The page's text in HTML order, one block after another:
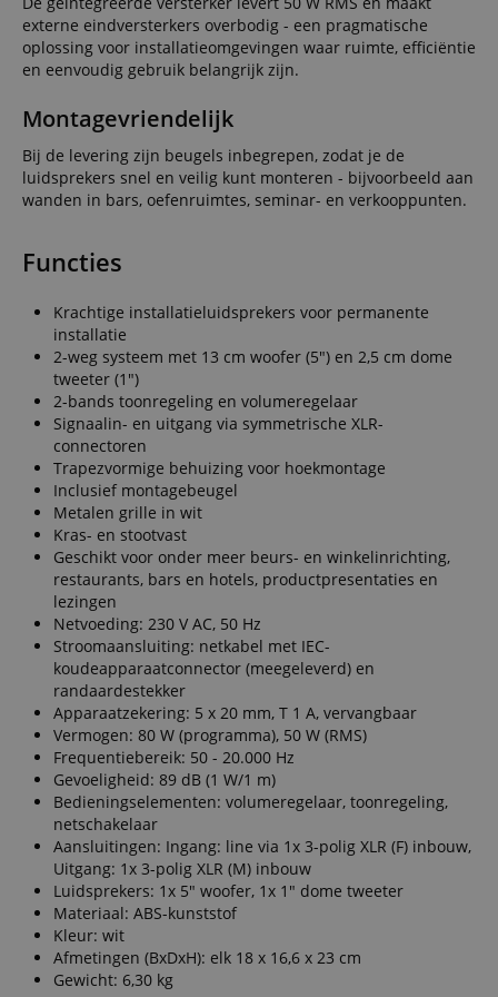
externe eindversterkers overbodig - een pragmatische
oplossing voor installatieomgevingen waar ruimte, efficiëntie
en eenvoudig gebruik belangrijk zijn.
Montagevriendelijk
Bij de levering zijn beugels inbegrepen, zodat je de
luidsprekers snel en veilig kunt monteren - bijvoorbeeld aan
wanden in bars, oefenruimtes, seminar- en verkooppunten.
Functies
Krachtige installatieluidsprekers voor permanente
installatie
2-weg systeem met 13 cm woofer (5") en 2,5 cm dome
tweeter (1")
2-bands toonregeling en volumeregelaar
Signaalin- en uitgang via symmetrische XLR-
connectoren
Trapezvormige behuizing voor hoekmontage
Inclusief montagebeugel
Metalen grille in wit
Kras- en stootvast
Geschikt voor onder meer beurs- en winkelinrichting,
restaurants, bars en hotels, productpresentaties en
lezingen
Netvoeding: 230 V AC, 50 Hz
Stroomaansluiting: netkabel met IEC-
koudeapparaatconnector (meegeleverd) en
randaardestekker
Apparaatzekering: 5 x 20 mm, T 1 A, vervangbaar
Vermogen: 80 W (programma), 50 W (RMS)
Frequentiebereik: 50 - 20.000 Hz
Gevoeligheid: 89 dB (1 W/1 m)
Bedieningselementen: volumeregelaar, toonregeling,
netschakelaar
Aansluitingen: Ingang: line via 1x 3-polig XLR (F) inbouw,
Uitgang: 1x 3-polig XLR (M) inbouw
Luidsprekers: 1x 5" woofer, 1x 1" dome tweeter
Materiaal: ABS-kunststof
Kleur: wit
Afmetingen (BxDxH): elk 18 x 16,6 x 23 cm
Gewicht: 6,30 kg